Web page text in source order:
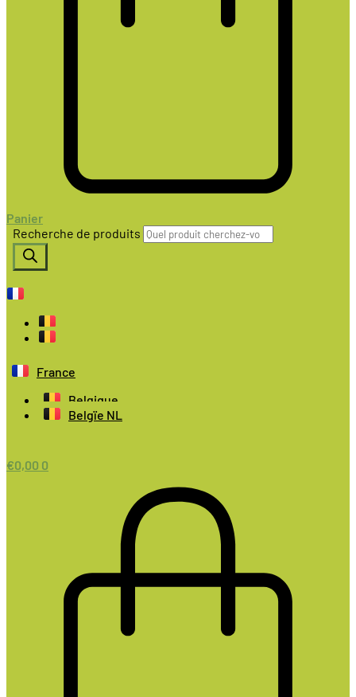
Panier
Recherche de produits
France
Belgique
Belgïe NL
€0,00 0